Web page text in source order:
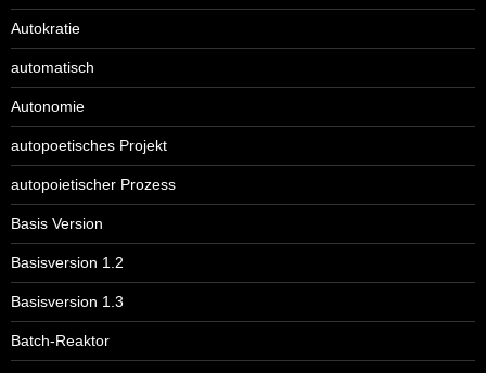
Autokratie
automatisch
Autonomie
autopoetisches Projekt
autopoietischer Prozess
Basis Version
Basisversion 1.2
Basisversion 1.3
Batch-Reaktor